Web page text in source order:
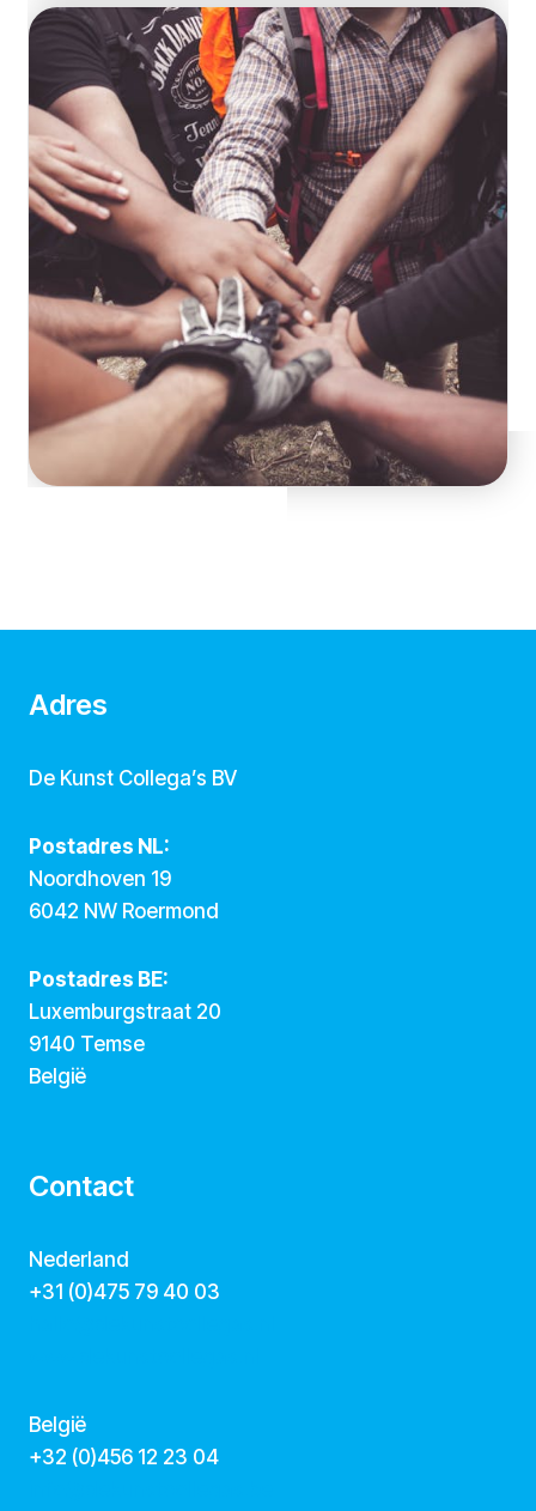
Adres
De Kunst Collega’s BV
Postadres NL:
Noordhoven 19
6042 NW Roermond
Postadres BE:
Luxemburgstraat 20
9140 Temse
België
Contact
Nederland
+31 (0)475 79 40 03
België
‭+32 (0)456 12 23 04‬